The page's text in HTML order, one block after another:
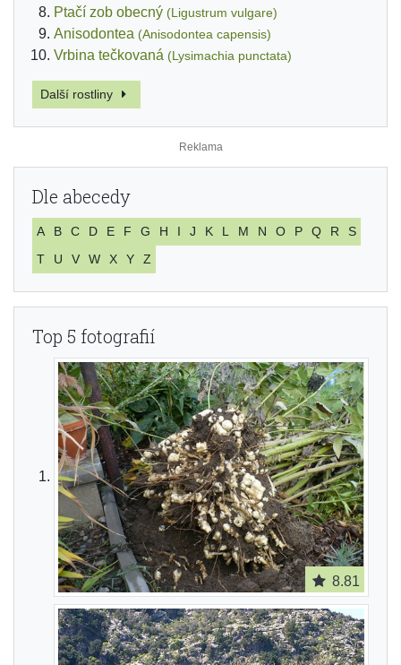
Ptačí zob obecný (Ligustrum vulgare)
Anisodontea (Anisodontea capensis)
Vrbina tečkovaná (Lysimachia punctata)
Další rostliny
Dle abecedy
A B C D E F G H I J K L M N O P Q R
S
T
U V W X Y Z
Top 5 fotografií
8.81